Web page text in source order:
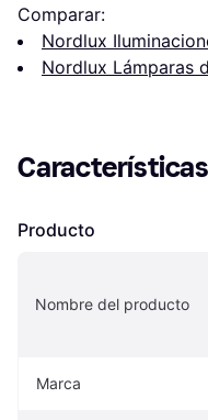
Comparar:
Nordlux
Nordlux Lámparas
Características
Producto
Nombre del producto
Marca